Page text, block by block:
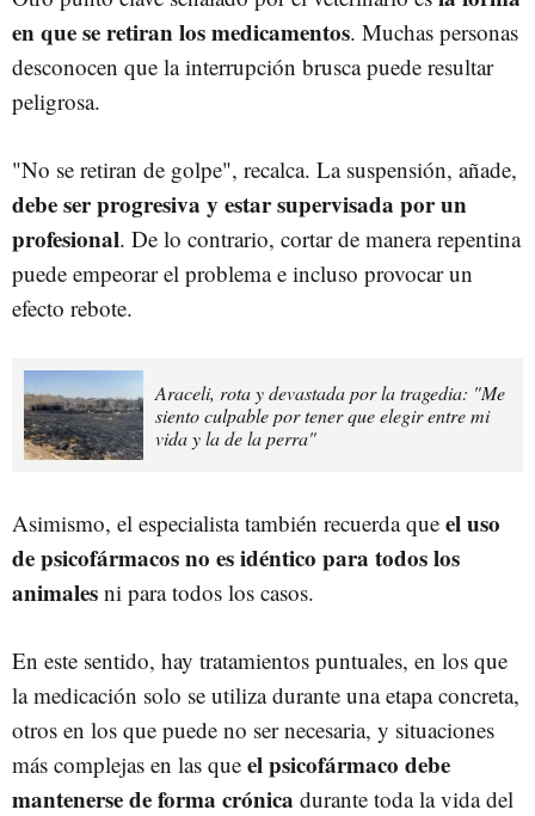
en que se retiran los medicamentos. Muchas personas
desconocen que la interrupción brusca puede resultar
peligrosa.
"No se retiran de golpe", recalca. La suspensión, añade,
debe ser progresiva y estar supervisada por un
profesional. De lo contrario, cortar de manera repentina
puede empeorar el problema e incluso provocar un
efecto rebote.
Araceli, rota y devastada por la tragedia: "Me
siento culpable por tener que elegir entre mi
vida y la de la perra"
Asimismo, el especialista también recuerda que el uso
de psicofármacos no es idéntico para todos los
animales ni para todos los casos.
En este sentido, hay tratamientos puntuales, en los que
la medicación solo se utiliza durante una etapa concreta,
otros en los que puede no ser necesaria, y situaciones
más complejas en las que el psicofármaco debe
mantenerse de forma crónica durante toda la vida del